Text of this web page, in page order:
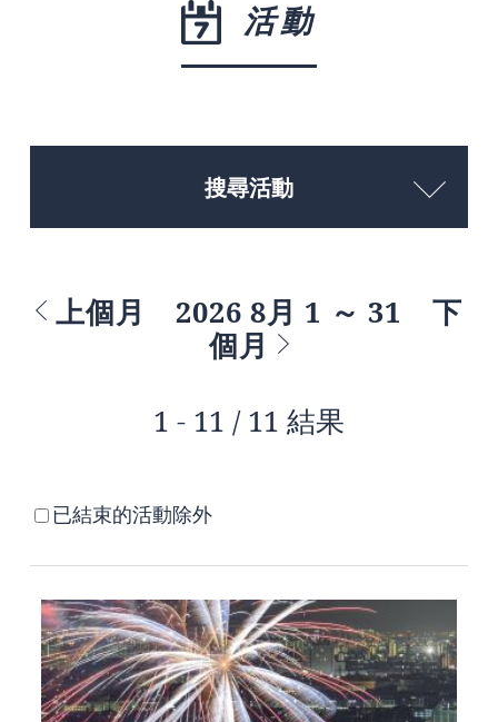
活動
搜尋活動
上個月 2026 8月 1 ～ 31
下
個月
1 - 11 / 11 結果
已結束的活動除外